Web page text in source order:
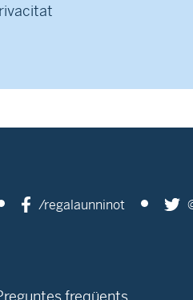
/regalaunninot